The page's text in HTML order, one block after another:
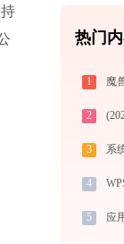
热门
1
2
3 系
4
5 应